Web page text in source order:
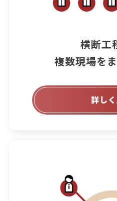
横断工
詳し